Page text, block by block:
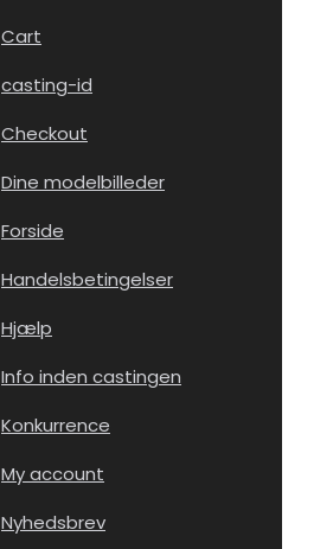
Cart
casting-id
Checkout
Dine modelbilleder
Forside
Handelsbetingelser
Hjælp
Info inden castingen
Konkurrence
My account
Nyhedsbrev